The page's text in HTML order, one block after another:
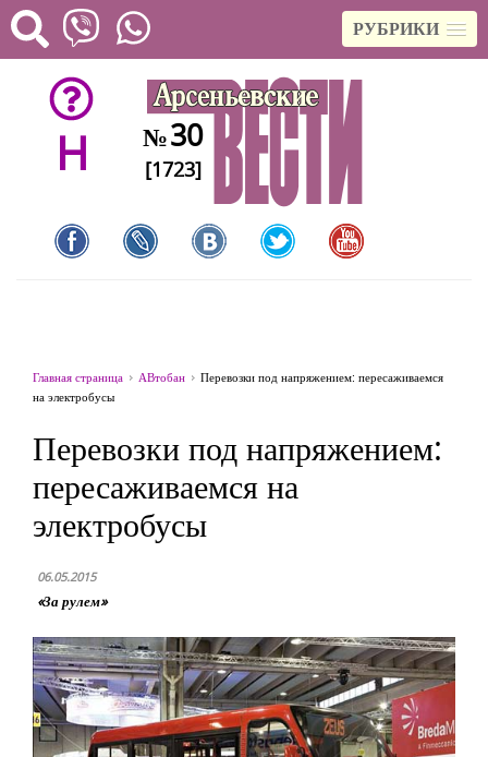
РУБРИКИ
H №30
[1723]
Главная страница АВтобан
Перевозки под напряжением: пересаживаемся
на электробусы
Перевозки под напряжением:
пересаживаемся на
электробусы
06.05.2015
«За рулем»